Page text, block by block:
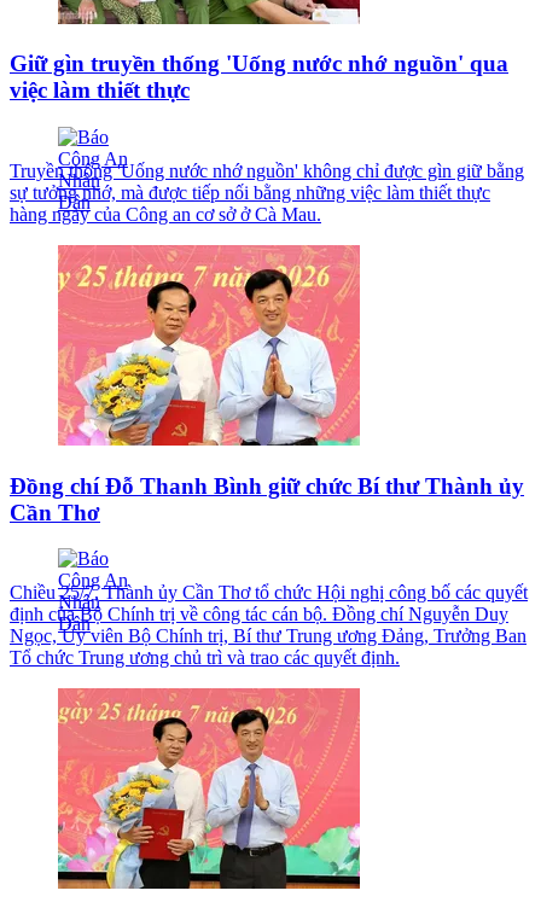
Giữ gìn truyền thống 'Uống nước nhớ nguồn' qua
việc làm thiết thực
Truyền thống 'Uống nước nhớ nguồn' không chỉ được gìn giữ bằng
sự tưởng nhớ, mà được tiếp nối bằng những việc làm thiết thực
hàng ngày của Công an cơ sở ở Cà Mau.
Đồng chí Đỗ Thanh Bình giữ chức Bí thư Thành ủy
Cần Thơ
Chiều 25/7, Thành ủy Cần Thơ tổ chức Hội nghị công bố các quyết
định của Bộ Chính trị về công tác cán bộ. Đồng chí Nguyễn Duy
Ngọc, Ủy viên Bộ Chính trị, Bí thư Trung ương Đảng, Trưởng Ban
Tổ chức Trung ương chủ trì và trao các quyết định.